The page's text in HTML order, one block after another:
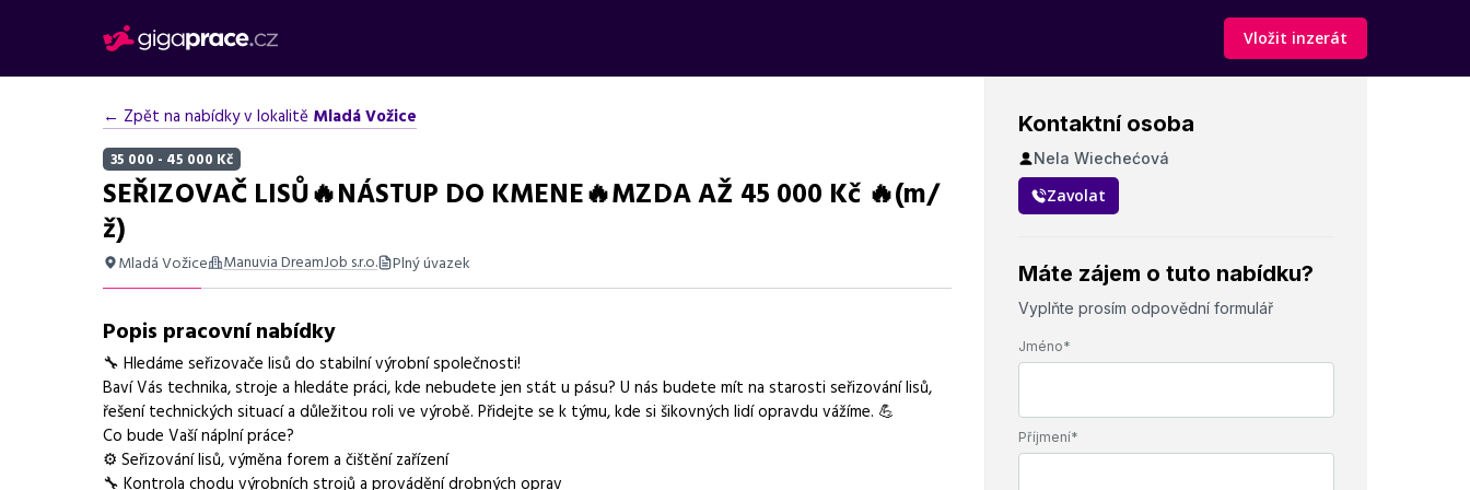
Vložit inzerát
← Zpět na nabídky v lokalitě Mladá Vožice
35 000 - 45 000 Kč
SEŘIZOVAČ LISŮ🔥NÁSTUP DO KMENE🔥MZDA AŽ 45 000 Kč 🔥(m/
ž)
Mladá Vožice Manuvia DreamJob s.r.o. Plný úvazek
Nabídka práce seřizovače lisů v Mladé Vožici, vhodná pro technicky zručné uchazeče s praxí nebo vzděláním v oboru.
Základní informace
Pozice Seřizovač lisů
Normalizovaná profese seřizovač
Popis pracovní nabídky
🔧 Hledáme seřizovače lisů do stabilní výrobní společnosti!
Baví Vás technika, stroje a hledáte práci, kde nebudete jen stát u pásu? U nás budete mít na starosti seřizování lisů,
řešení technických situací a důležitou roli ve výrobě. Přidejte se k týmu, kde si šikovných lidí opravdu vážíme. 💪
Co bude Vaší náplní práce?
⚙️ Seřizování lisů, výměna forem a čištění zařízení
🔧 Kontrola chodu výrobních strojů a provádění drobných oprav
Kontaktní osoba
Nela Wiechećová
Zavolat
Máte zájem o tuto nabídku?
Vyplňte prosím odpovědní formulář
Jméno*
Příjmení*